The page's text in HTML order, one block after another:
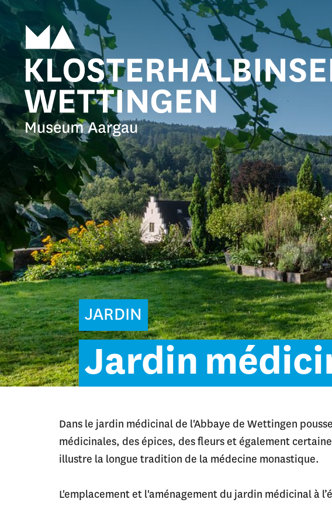
JARDIN
Jardin
Dans le jardin médicinal de l'Abbaye de Wettingen
médicinales, des épices, des fleurs et également
illustre la longue tradition de la médecine monastique.
L'emplacement et l'aménagement du jardin médicinal à